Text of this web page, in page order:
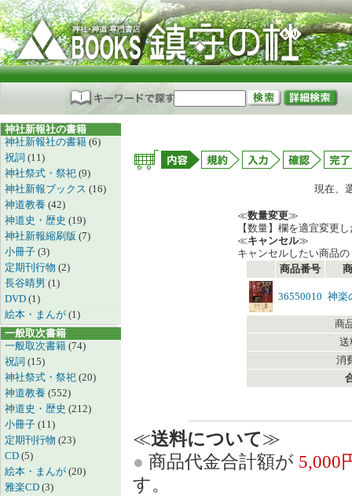
神社新報社の書籍
神社新報社の書籍 (6)
祝詞 (11)
神社祭式・祭祀 (9)
神社新報ブックス (16)
神道教養 (42)
神道史・歴史 (19)
神社新報縮刷版 (7)
小冊子 (3)
定期刊行物 (2)
長谷晴男 (1)
DVD (1)
絵本・まんが (1)
一般取次書籍
一般取次書籍 (74)
祝詞 (15)
神社祭式・祭祀 (20)
神道教養 (552)
神道史・歴史 (212)
小冊子 (11)
定期刊行物 (23)
CD (5)
絵本・まんが (20)
雅楽CD (3)
現在、
≪数量変更≫
【数量】欄を適宜変更
≪キャンセル≫
キャンセルしたい商品
商品番号
36550010 神楽
商
送
消
≪送料について≫
● 商品代金合計額が 5,000
す。